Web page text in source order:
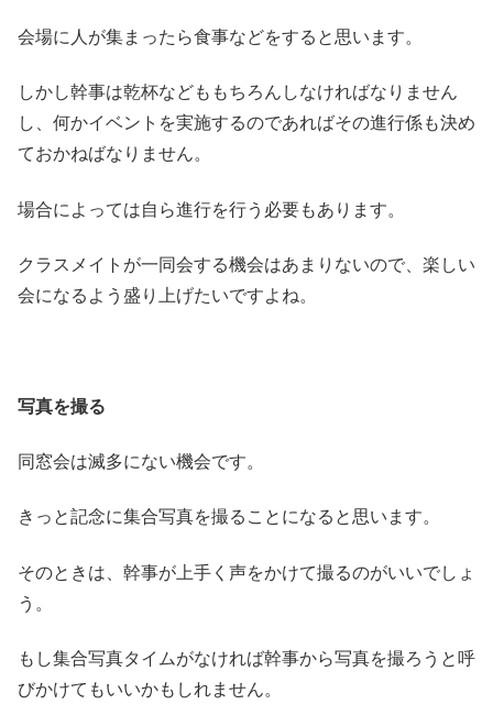
会場に人が集まったら食事などをすると思います。
しかし幹事は乾杯などももちろんしなければなりません
し、何かイベントを実施するのであればその進行係も決め
ておかねばなりません。
場合によっては自ら進行を行う必要もあります。
クラスメイトが一同会する機会はあまりないので、楽しい
会になるよう盛り上げたいですよね。
写真を撮る
同窓会は滅多にない機会です。
きっと記念に集合写真を撮ることになると思います。
そのときは、幹事が上手く声をかけて撮るのがいいでしょ
う。
もし集合写真タイムがなければ幹事から写真を撮ろうと呼
びかけてもいいかもしれません。